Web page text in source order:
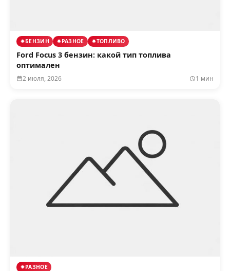
БЕНЗИН РАЗНОЕ ТОПЛИВО
Ford Focus 3 бензин: какой тип топлива
оптимален
2 июля, 2026 1 мин
РАЗНОЕ